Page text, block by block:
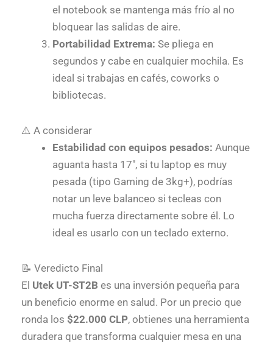
el notebook se mantenga más frío al no
bloquear las salidas de aire.
Portabilidad Extrema: Se pliega en
segundos y cabe en cualquier mochila. Es
ideal si trabajas en cafés, coworks o
bibliotecas.
⚠️ A considerar
Estabilidad con equipos pesados: Aunque
aguanta hasta 17″, si tu laptop es muy
pesada (tipo Gaming de 3kg+), podrías
notar un leve balanceo si tecleas con
mucha fuerza directamente sobre él. Lo
ideal es usarlo con un teclado externo.
📝 Veredicto Final
El Utek UT-ST2B es una inversión pequeña para
un beneficio enorme en salud. Por un precio que
ronda los $22.000 CLP, obtienes una herramienta
duradera que transforma cualquier mesa en una